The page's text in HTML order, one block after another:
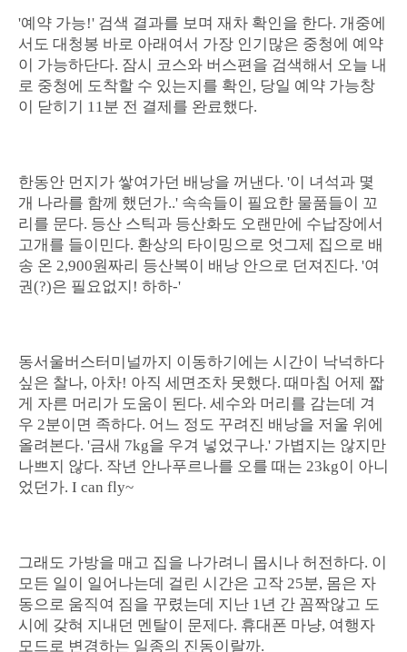
'예약 가능!' 검색 결과를 보며 재차 확인을 한다. 개중에
서도 대청봉 바로 아래여서 가장 인기많은 중청에 예약
이 가능하단다. 잠시 코스와 버스편을 검색해서 오늘 내
로 중청에 도착할 수 있는지를 확인, 당일 예약 가능창
이 닫히기 11분 전 결제를 완료했다.
한동안 먼지가 쌓여가던 배낭을 꺼낸다. '이 녀석과 몇
개 나라를 함께 했던가..' 속속들이 필요한 물품들이 꼬
리를 문다. 등산 스틱과 등산화도 오랜만에 수납장에서
고개를 들이민다. 환상의 타이밍으로 엇그제 집으로 배
송 온 2,900원짜리 등산복이 배낭 안으로 던져진다. '여
권(?)은 필요없지! 하하-'
동서울버스터미널까지 이동하기에는 시간이 낙넉하다
싶은 찰나, 아차! 아직 세면조차 못했다. 때마침 어제 짧
게 자른 머리가 도움이 된다. 세수와 머리를 감는데 겨
우 2분이면 족하다. 어느 정도 꾸려진 배낭을 저울 위에
올려본다. '금새 7kg을 우겨 넣었구나.' 가볍지는 않지만
나쁘지 않다. 작년 안나푸르나를 오를 때는 23kg이 아니
었던가. I can fly~
그래도 가방을 매고 집을 나가려니 몹시나 허전하다. 이
모든 일이 일어나는데 걸린 시간은 고작 25분, 몸은 자
동으로 움직여 짐을 꾸렸는데 지난 1년 간 꼼짝않고 도
시에 갖혀 지내던 멘탈이 문제다. 휴대폰 마냥, 여행자
모드로 변경하는 일종의 진동이랄까.